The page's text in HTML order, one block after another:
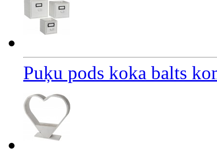
Puķu pods koka balts